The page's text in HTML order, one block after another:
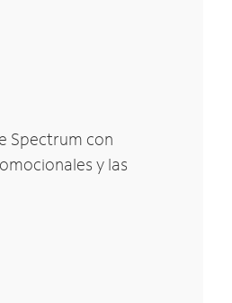
Spectrum con
y las